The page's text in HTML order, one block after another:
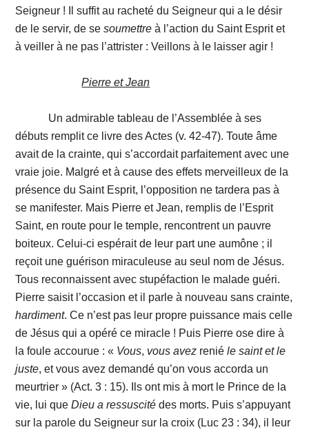
Seigneur ! Il suffit au racheté du Seigneur qui a le désir
de le servir, de sesoumettre à l’action du Saint Esprit et
à veiller à ne pas l’attrister : Veillons à le laisser agir !
Pierre et Jean
Un admirable tableau de l’Assemblée à ses
débuts remplit ce livre des Actes (v. 42-47). Toute âme
avait de la crainte, qui s’accordait parfaitement avec une
vraie joie. Malgré et à cause des effets merveilleux de la
présence du Saint Esprit, l’opposition ne tardera pas à
se manifester. Mais Pierre et Jean, remplis de l’Esprit
Saint, en route pour le temple, rencontrent un pauvre
boiteux. Celui-ci espérait de leur part une aumône ; il
reçoit une guérison miraculeuse au seul nom de Jésus.
Tous reconnaissent avec stupéfaction le malade guéri.
Pierre saisit l’occasion et il parle à nouveau sans crainte,
hardiment. Ce n’est pas leur propre puissance mais celle
de Jésus qui a opéré ce miracle ! Puis Pierre ose dire à
la foule accourue : « Vous, vous avez reniéle saint et le
juste, et vous avez demandé qu’on vous accorda un
meurtrier » (Act. 3 : 15). Ils ont mis à mort le Prince de la
vie, lui queDieu a ressuscité des morts. Puis s’appuyant
sur la parole du Seigneur sur la croix (Luc 23 : 34), il leur